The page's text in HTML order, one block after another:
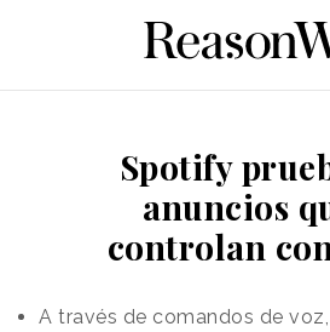
Spotify
anuncios
controlan
A través de comandos de